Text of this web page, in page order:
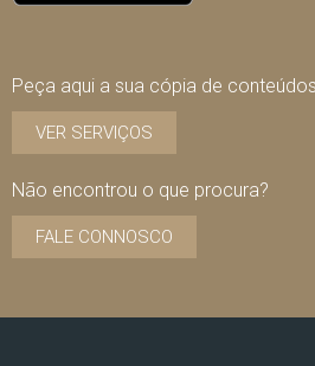
Peça aqui a sua cópia de
VER SERVIÇOS
Não encontrou o que procura?
FALE CONNOSCO